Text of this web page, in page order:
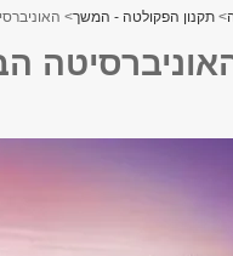
> תקנון הפקולטה - המשך>